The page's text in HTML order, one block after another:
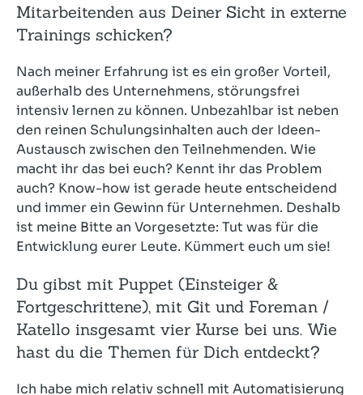
Mitarbeitenden aus Deiner Sicht in externe
Trainings schicken?
Nach meiner Erfahrung ist es ein großer Vorteil,
außerhalb des Unternehmens, störungsfrei
intensiv lernen zu können. Unbezahlbar ist neben
den reinen Schulungsinhalten auch der Ideen-
Austausch zwischen den Teilnehmenden. Wie
macht ihr das bei euch? Kennt ihr das Problem
auch? Know-how ist gerade heute entscheidend
und immer ein Gewinn für Unternehmen. Deshalb
ist meine Bitte an Vorgesetzte: Tut was für die
Entwicklung eurer Leute. Kümmert euch um sie!
Du gibst mit Puppet (Einsteiger &
Fortgeschrittene), mit Git und Foreman /
Katello insgesamt vier Kurse bei uns. Wie
hast du die Themen für Dich entdeckt?
Ich habe mich relativ schnell mit Automatisierung